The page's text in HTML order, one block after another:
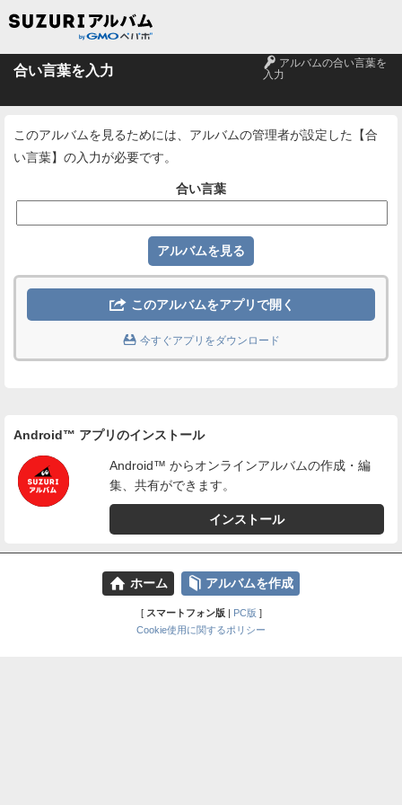
合い言葉を入力 🔑 アルバムの合い言葉を
入力
このアルバムを見るためには、アルバムの管理者が設定した【合
い言葉】の入力が必要です。
合い言葉
 このアルバムをアプリで開く
 今すぐアプリをダウンロード
Android™ アプリのインストール
Android™ からオンラインアルバムの作成・編
集、共有ができます。
インストール
⌂ ホーム 📕 アルバムを作成
[ スマートフォン版| PC版 ]
Cookie使用に関するポリシー